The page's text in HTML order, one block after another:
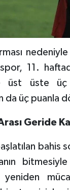
11.
üst üste üç
da üç puanla
Geride
bahis
yeniden